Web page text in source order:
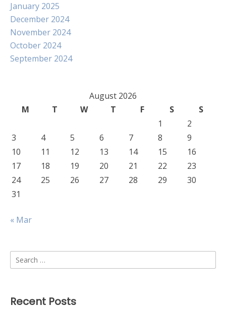
January 2025
December 2024
November 2024
October 2024
September 2024
August 2026
M
T W T F S
S
1
2
3
4 5 6 7 8
9
10
11 12 13 14 15
16
17
18 19 20 21 22
23
24
25 26 27 28 29
30
31
« Mar
Search
for:
Recent Posts